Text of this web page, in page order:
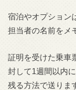
宿泊やオプション
担当者の名前をメ
証明を受けた乗車
封して1週間以内
残る方法で送りま